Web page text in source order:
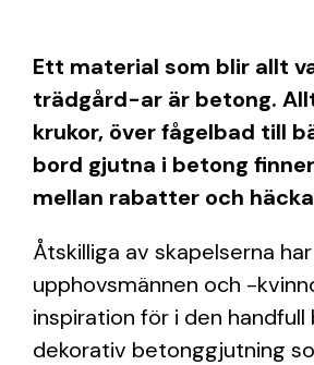
Ett material som blir allt
trädgård-ar är betong.
krukor, över fågelbad till
bord gjutna i betong
mellan rabatter och
Åtskilliga av skapelserna har
upphovsmännen och -
inspiration för i den handfull
dekorativ betonggjutning